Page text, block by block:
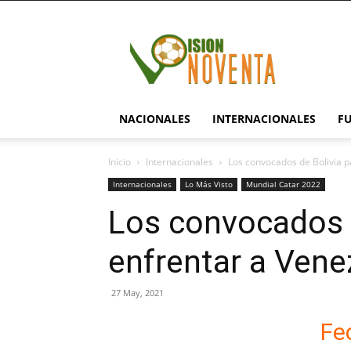
NACIONALES INTERNACIONALES
Inicio Internacionales Los convocados de Bolivia
Internacionales Lo Más Visto Mundial Catar 2022
Los
enfrentar a
27 May, 2021